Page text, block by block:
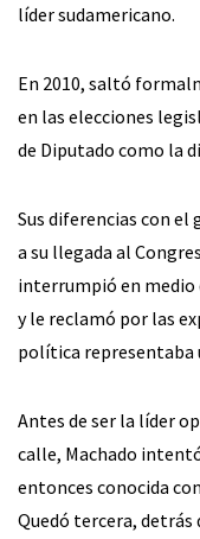
líder sudamericano.
En 2010, saltó
en las elecciones
de Diputado como la
Sus diferencias con
a su llegada al
interrumpió en medio
y le reclamó por las
política representaba
Antes de ser la líder
calle, Machado
entonces conocida
Quedó tercera,